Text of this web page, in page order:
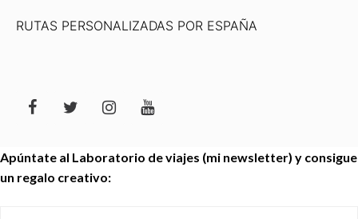
RUTAS PERSONALIZADAS POR ESPAÑA
Apúntate al Laboratorio de viajes (mi newsletter) y consigue
un regalo creativo: